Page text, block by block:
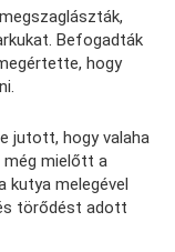
Befogadták
hogy
jutott, hogy valaha
mielőtt a
kutya melegével
törődést adott